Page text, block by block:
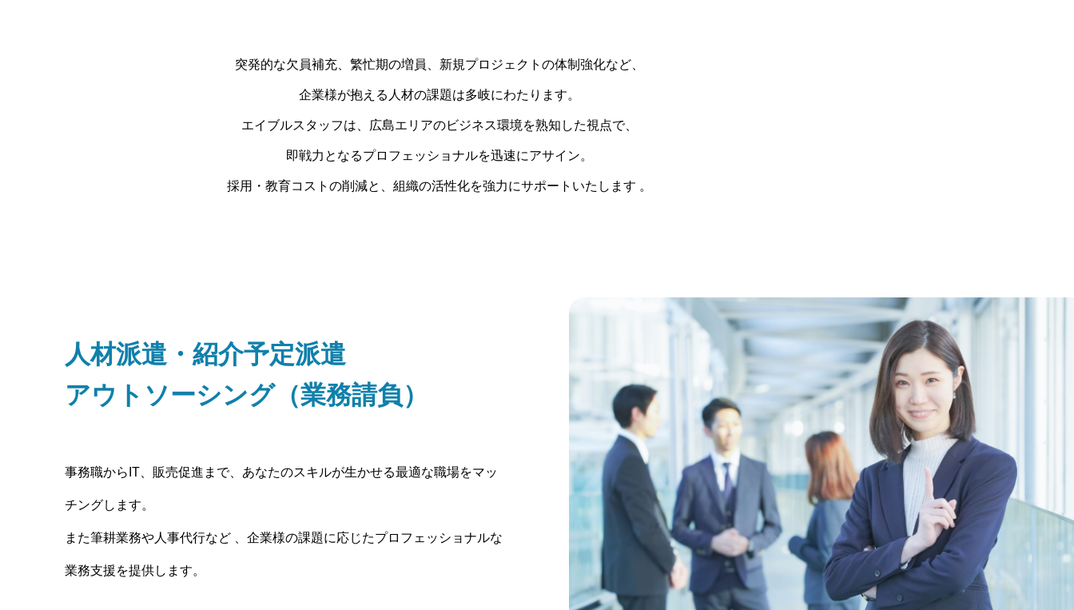
突発的な欠員補充、繁忙期の増員、新規プロジェクトの体制強化など、
企業様が抱える人材の課題は多岐にわたります。
エイブルスタッフは、広島エリアのビジネス環境を熟知した視点で、
即戦力となるプロフェッショナルを迅速にアサイン。
採用・教育コストの削減と、組織の活性化を強力にサポートいたします 。
人材派遣・紹介予定派遣
アウトソーシング（業務請負）
事務職からIT、販売促進まで、あなたのスキルが生かせる最適な職場をマッ
チングします。
また筆耕業務や人事代行など 、企業様の課題に応じたプロフェッショナルな
業務支援を提供します。